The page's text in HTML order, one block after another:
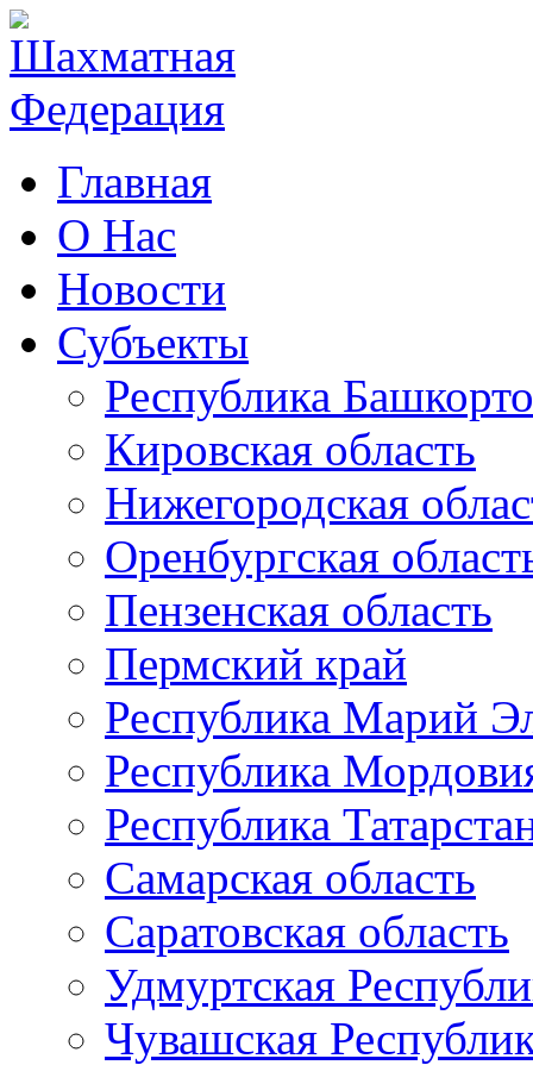
Главная
О Нас
Новости
Субъекты
Республика
Кировская область
Нижегородская
Оренбургская
Пензенская область
Пермский край
Республика Марий
Республика
Республика
Самарская область
Саратовская область
Удмуртская
Чувашская